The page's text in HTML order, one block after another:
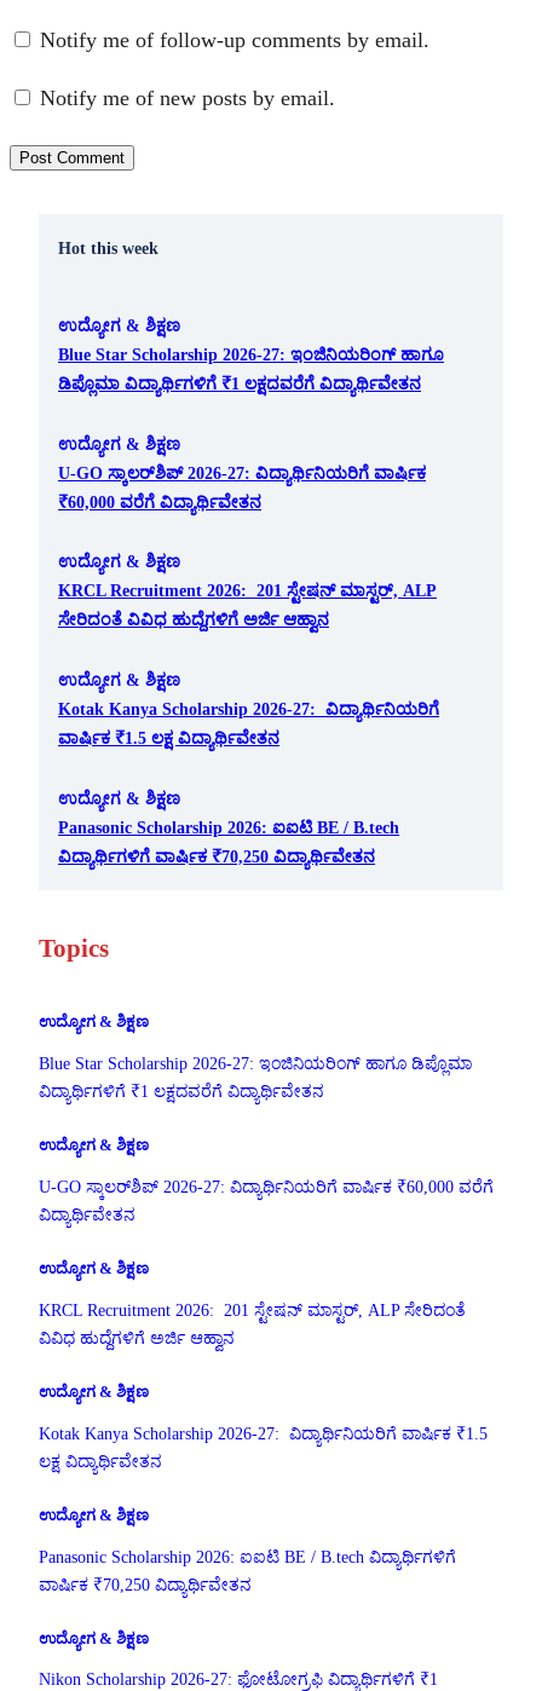
Notify me of follow-up comments by email.
Notify me of new posts by email.
Hot this week
ಉದ್ಯೋಗ & ಶಿಕ್ಷಣ
Blue Star Scholarship 2026-27: ಇಂಜಿನಿಯರಿಂಗ್ ಹಾಗೂ
ಡಿಪ್ಲೊಮಾ ವಿದ್ಯಾರ್ಥಿಗಳಿಗೆ ₹1 ಲಕ್ಷದವರೆಗೆ ವಿದ್ಯಾರ್ಥಿವೇತನ
ಉದ್ಯೋಗ & ಶಿಕ್ಷಣ
U-GO ಸ್ಕಾಲರ್‌ಶಿಪ್ 2026-27: ವಿದ್ಯಾರ್ಥಿನಿಯರಿಗೆ ವಾರ್ಷಿಕ
₹60,000 ವರೆಗೆ ವಿದ್ಯಾರ್ಥಿವೇತನ
ಉದ್ಯೋಗ & ಶಿಕ್ಷಣ
KRCL Recruitment 2026: 201 ಸ್ಟೇಷನ್ ಮಾಸ್ಟರ್, ALP
ಸೇರಿದಂತೆ ವಿವಿಧ ಹುದ್ದೆಗಳಿಗೆ ಅರ್ಜಿ ಆಹ್ವಾನ
ಉದ್ಯೋಗ & ಶಿಕ್ಷಣ
Kotak Kanya Scholarship 2026-27: ವಿದ್ಯಾರ್ಥಿನಿಯರಿಗೆ
ವಾರ್ಷಿಕ ₹1.5 ಲಕ್ಷ ವಿದ್ಯಾರ್ಥಿವೇತನ
ಉದ್ಯೋಗ & ಶಿಕ್ಷಣ
Panasonic Scholarship 2026: ಐಐಟಿ BE / B.tech
ವಿದ್ಯಾರ್ಥಿಗಳಿಗೆ ವಾರ್ಷಿಕ ₹70,250 ವಿದ್ಯಾರ್ಥಿವೇತನ
Topics
ಉದ್ಯೋಗ & ಶಿಕ್ಷಣ
Blue Star Scholarship 2026-27: ಇಂಜಿನಿಯರಿಂಗ್ ಹಾಗೂ ಡಿಪ್ಲೊಮಾ
ವಿದ್ಯಾರ್ಥಿಗಳಿಗೆ ₹1 ಲಕ್ಷದವರೆಗೆ ವಿದ್ಯಾರ್ಥಿವೇತನ
ಉದ್ಯೋಗ & ಶಿಕ್ಷಣ
U-GO ಸ್ಕಾಲರ್‌ಶಿಪ್ 2026-27: ವಿದ್ಯಾರ್ಥಿನಿಯರಿಗೆ ವಾರ್ಷಿಕ ₹60,000 ವರೆಗೆ
ವಿದ್ಯಾರ್ಥಿವೇತನ
ಉದ್ಯೋಗ & ಶಿಕ್ಷಣ
KRCL Recruitment 2026: 201 ಸ್ಟೇಷನ್ ಮಾಸ್ಟರ್, ALP ಸೇರಿದಂತೆ
ವಿವಿಧ ಹುದ್ದೆಗಳಿಗೆ ಅರ್ಜಿ ಆಹ್ವಾನ
ಉದ್ಯೋಗ & ಶಿಕ್ಷಣ
Kotak Kanya Scholarship 2026-27: ವಿದ್ಯಾರ್ಥಿನಿಯರಿಗೆ ವಾರ್ಷಿಕ ₹1.5
ಲಕ್ಷ ವಿದ್ಯಾರ್ಥಿವೇತನ
ಉದ್ಯೋಗ & ಶಿಕ್ಷಣ
Panasonic Scholarship 2026: ಐಐಟಿ BE / B.tech ವಿದ್ಯಾರ್ಥಿಗಳಿಗೆ
ವಾರ್ಷಿಕ ₹70,250 ವಿದ್ಯಾರ್ಥಿವೇತನ
ಉದ್ಯೋಗ & ಶಿಕ್ಷಣ
Nikon Scholarship 2026-27: ಫೋಟೋಗ್ರಫಿ ವಿದ್ಯಾರ್ಥಿಗಳಿಗೆ ₹1